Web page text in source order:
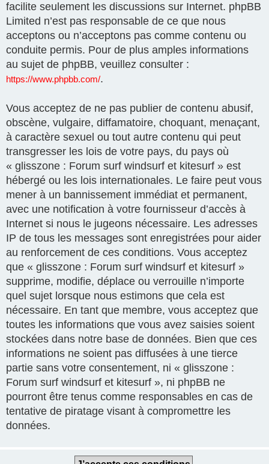
facilite seulement les discussions sur Internet. phpBB
Limited n’est pas responsable de ce que nous
acceptons ou n’acceptons pas comme contenu ou
conduite permis. Pour de plus amples informations
au sujet de phpBB, veuillez consulter :
https://www.phpbb.com/.
Vous acceptez de ne pas publier de contenu abusif,
obscène, vulgaire, diffamatoire, choquant, menaçant,
à caractère sexuel ou tout autre contenu qui peut
transgresser les lois de votre pays, du pays où
« glisszone : Forum surf windsurf et kitesurf » est
hébergé ou les lois internationales. Le faire peut vous
mener à un bannissement immédiat et permanent,
avec une notification à votre fournisseur d’accès à
Internet si nous le jugeons nécessaire. Les adresses
IP de tous les messages sont enregistrées pour aider
au renforcement de ces conditions. Vous acceptez
que « glisszone : Forum surf windsurf et kitesurf »
supprime, modifie, déplace ou verrouille n’importe
quel sujet lorsque nous estimons que cela est
nécessaire. En tant que membre, vous acceptez que
toutes les informations que vous avez saisies soient
stockées dans notre base de données. Bien que ces
informations ne soient pas diffusées à une tierce
partie sans votre consentement, ni « glisszone :
Forum surf windsurf et kitesurf », ni phpBB ne
pourront être tenus comme responsables en cas de
tentative de piratage visant à compromettre les
données.